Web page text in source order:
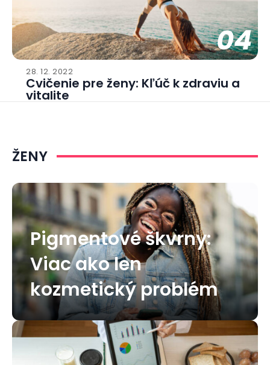
04
28. 12. 2022
Cvičenie pre ženy: Kľúč k zdraviu a
vitalite
ŽENY
Pigmentové škvrny:
Viac ako len
kozmetický problém